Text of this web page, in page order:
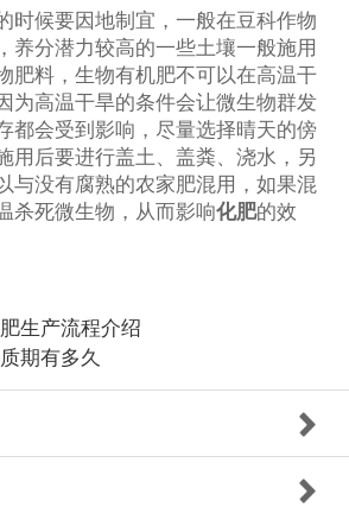
时候要因地制宜，一般在豆科作物
养分潜力较高的一些土壤一般施用
肥料，生物有机肥不可以在高温干
为高温干旱的条件会让微生物群发
都会受到影响，尽量选择晴天的傍
用后要进行盖土、盖粪、浇水，另
与没有腐熟的农家肥混用，如果混
杀死微生物，从而影响化肥的效
生产流程介绍
期有多久